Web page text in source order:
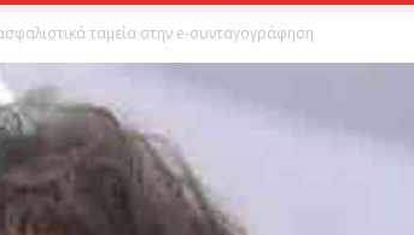
ταμεία στην e-συνταγογράφηση